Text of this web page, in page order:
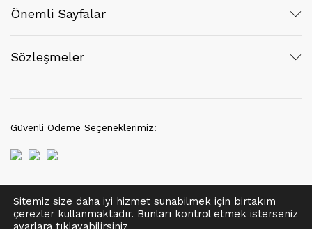
Tek Tıkla Ödeme Kolaylığı
Önemli Sayfalar
Sözleşmeler
© 2021 EvÇarşı | Her hakkı saklıdır.
Güvenli Ödeme Seçeneklerimiz:
Sitemiz size daha iyi hizmet sunabilmek için birtakım
çerezler kullanmaktadır. Bunları kontrol etmek isterseniz
ayarlara tıklayabilirsiniz.